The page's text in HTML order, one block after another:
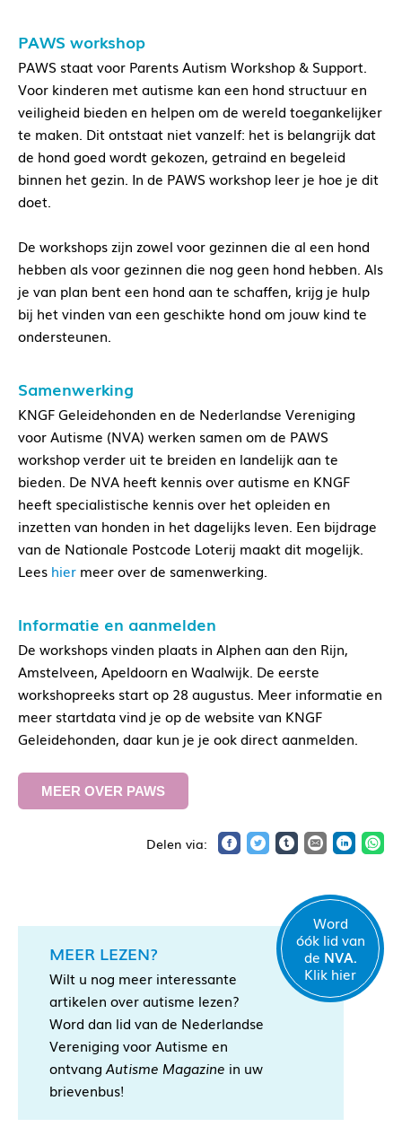
PAWS workshop
PAWS staat voor Parents Autism Workshop & Support.
Voor kinderen met autisme kan een hond structuur en
veiligheid bieden en helpen om de wereld toegankelijker
te maken. Dit ontstaat niet vanzelf: het is belangrijk dat
de hond goed wordt gekozen, getraind en begeleid
binnen het gezin. In de PAWS workshop leer je hoe je dit
doet.
De workshops zijn zowel voor gezinnen die al een hond
hebben als voor gezinnen die nog geen hond hebben. Als
je van plan bent een hond aan te schaffen, krijg je hulp
bij het vinden van een geschikte hond om jouw kind te
ondersteunen.
Samenwerking
KNGF Geleidehonden en de Nederlandse Vereniging
voor Autisme (NVA) werken samen om de PAWS
workshop verder uit te breiden en landelijk aan te
bieden. De NVA heeft kennis over autisme en KNGF
heeft specialistische kennis over het opleiden en
inzetten van honden in het dagelijks leven. Een bijdrage
van de Nationale Postcode Loterij maakt dit mogelijk.
Lees hier meer over de samenwerking.
Informatie en aanmelden
De workshops vinden plaats in Alphen aan den Rijn,
Amstelveen, Apeldoorn en Waalwijk. De eerste
workshopreeks start op 28 augustus. Meer informatie en
meer startdata vind je op de website van KNGF
Geleidehonden, daar kun je je ook direct aanmelden.
MEER OVER PAWS
MEER LEZEN?
Wilt u nog meer interessante
artikelen over autisme lezen?
Word dan lid van de Nederlandse
Vereniging voor Autisme en
ontvang Autisme Magazine in uw
brievenbus!
Word
óók lid van
de NVA.
Klik hier